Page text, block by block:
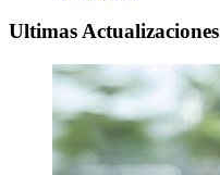
Ultimas Actualizaciones